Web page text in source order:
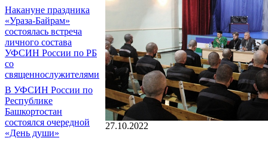
Накануне праздника
«Ураза-Байрам»
состоялась встреча
личного состава
УФСИН России по РБ
со
священнослужителями
В УФСИН России по
Республике
Башкортостан
состоялся очередной
«День души»
27.10.2022